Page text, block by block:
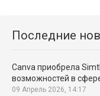
Последние
Canva приобрела
возможностей в
09 Апрель 2026, 14:17